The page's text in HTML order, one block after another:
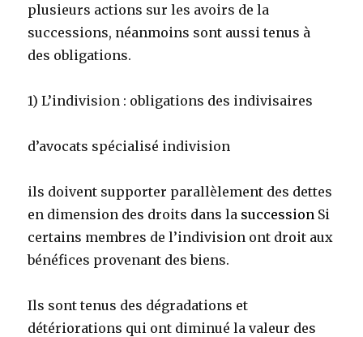
plusieurs actions sur les avoirs de la
successions, néanmoins sont aussi tenus à
des obligations.
1) L’indivision : obligations des indivisaires
d’avocats spécialisé indivision
ils doivent supporter parallèlement des dettes
en dimension des droits dans la succession Si
certains membres de l’indivision ont droit aux
bénéfices provenant des biens.
Ils sont tenus des dégradations et
détériorations qui ont diminué la valeur des